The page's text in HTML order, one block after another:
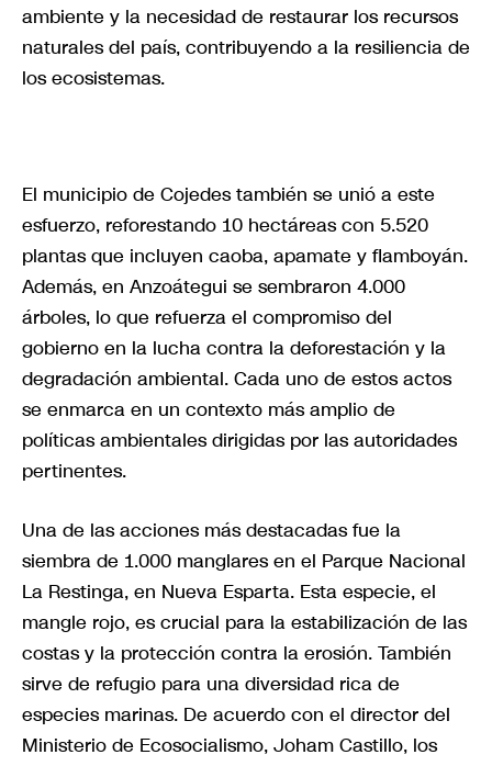
ambiente y la necesidad de restaurar los recursos
naturales del país, contribuyendo a la resiliencia de
los ecosistemas.
El municipio de Cojedes también se unió a este
esfuerzo, reforestando 10 hectáreas con 5.520
plantas que incluyen caoba, apamate y flamboyán.
Además, en Anzoátegui se sembraron 4.000
árboles, lo que refuerza el compromiso del
gobierno en la lucha contra la deforestación y la
degradación ambiental. Cada uno de estos actos
se enmarca en un contexto más amplio de
políticas ambientales dirigidas por las autoridades
pertinentes.
Una de las acciones más destacadas fue la
siembra de 1.000 manglares en el Parque Nacional
La Restinga, en Nueva Esparta. Esta especie, el
mangle rojo, es crucial para la estabilización de las
costas y la protección contra la erosión. También
sirve de refugio para una diversidad rica de
especies marinas. De acuerdo con el director del
Ministerio de Ecosocialismo, Joham Castillo, los